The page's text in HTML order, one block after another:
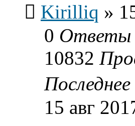
Kirilliq »
0 Ответы
10832
15 авг